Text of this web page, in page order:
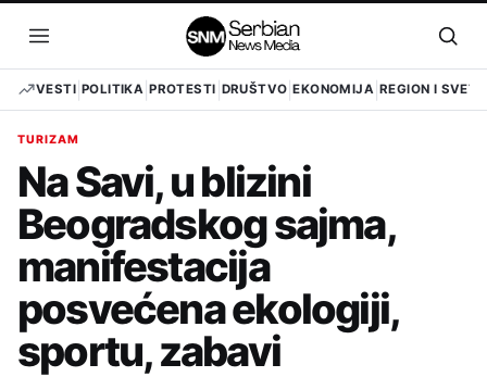
sadržaj
Otvori
meni
VESTI POLITIKA PROTESTI DRUŠTVO EKONOMIJA REGION I SVET
TURIZAM
Na Savi, u blizini
Beogradskog sajma,
manifestacija
posvećena ekologiji,
sportu, zabavi